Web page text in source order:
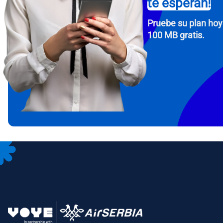
To
Then,
in
te esperan!
Pruebe su plan
100 MB gratis.